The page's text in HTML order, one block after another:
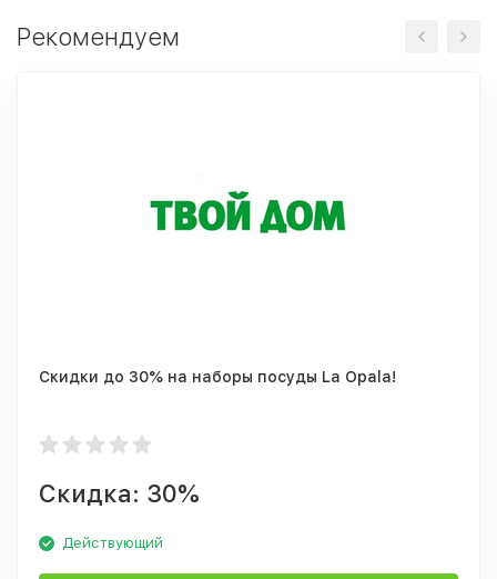
Рекомендуем
Скидки до 30% на наборы посуды La Opala!
Скидка: 30%
Действующий